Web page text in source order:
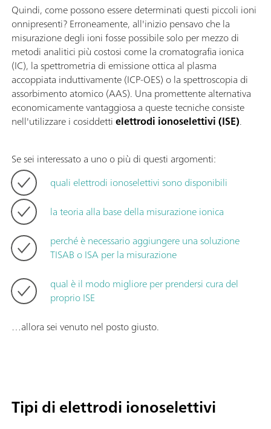
Quindi, come possono essere determinati questi piccoli ioni
onnipresenti? Erroneamente, all'inizio pensavo che la
misurazione degli ioni fosse possibile solo per mezzo di
metodi analitici più costosi come la cromatografia ionica
(IC), la spettrometria di emissione ottica al plasma
accoppiata induttivamente (ICP-OES) o la spettroscopia di
assorbimento atomico (AAS). Una promettente alternativa
economicamente vantaggiosa a queste tecniche consiste
nell'utilizzare i cosiddettielettrodi ionoselettivi (ISE).
Se sei interessato a uno o più di questi argomenti:
quali elettrodi ionoselettivi sono disponibili
la teoria alla base della misurazione ionica
perché è necessario aggiungere una soluzione
TISAB o ISA per la misurazione
qual è il modo migliore per prendersi cura del
proprio ISE
…allora sei venuto nel posto giusto.
Tipi di elettrodi ionoselettivi